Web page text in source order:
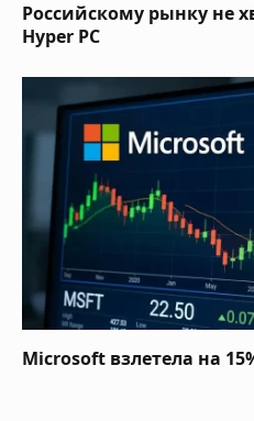
Российскому рынку не
Hyper PC
Microsoft взлетела на